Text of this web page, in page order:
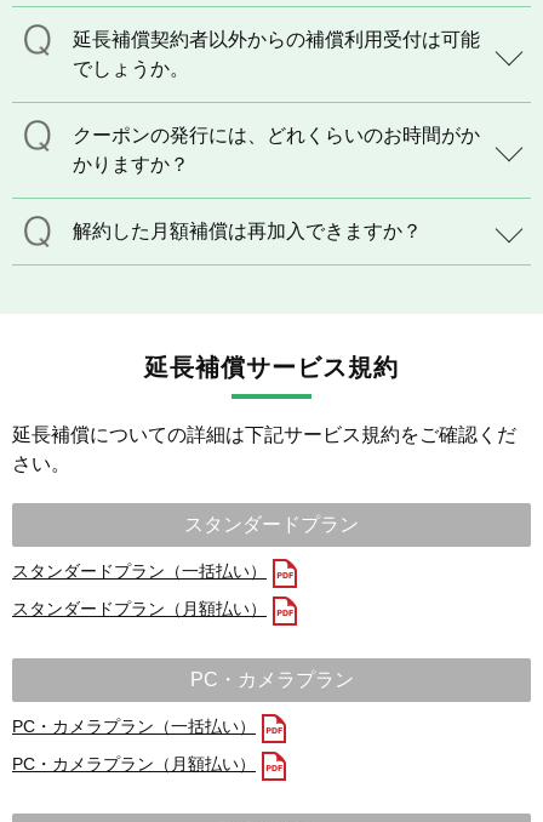
延長補償契約者以外からの補償利用受付は可能
でしょうか。
クーポンの発行には、どれくらいのお時間がか
かりますか？
解約した月額補償は再加入できますか？
延長補償サービス規約
延長補償についての詳細は下記サービス規約をご確認くだ
さい。
スタンダードプラン
スタンダードプラン（一括払い）
スタンダードプラン（月額払い）
PC・カメラプラン
PC・カメラプラン（一括払い）
PC・カメラプラン（月額払い）